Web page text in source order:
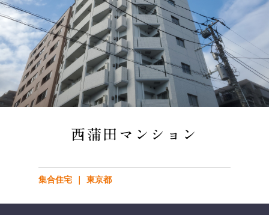
西蒲田マンション
集合住宅 東京都